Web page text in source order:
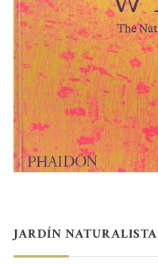
JARDÍN NATURALISTA